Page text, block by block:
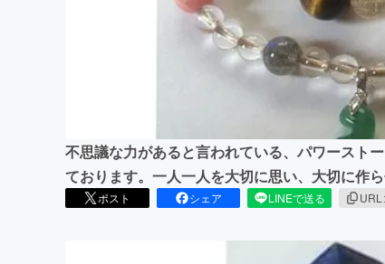
不思議な力があると言われている、パワースト
ております。一人一人を大切に思い、大切に作ら
ポスト シェア LINEで送る URL